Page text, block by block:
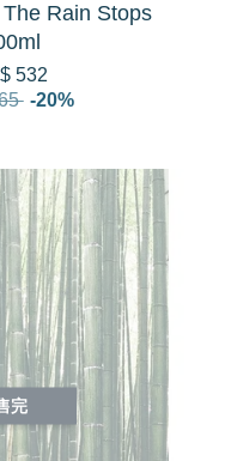
Rain Stops
532
-20%
完